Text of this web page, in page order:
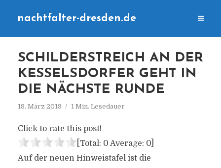
nachtfalter-dresden.de
SCHILDERSTREICH AN DER
KESSELSDORFER GEHT IN
DIE NÄCHSTE RUNDE
18. März 2019 1 Min. Lesedauer
Click to rate this post!
[Total: 0 Average: 0]
Auf der neuen Hinweistafel ist die